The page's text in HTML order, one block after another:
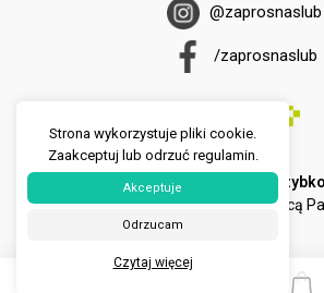
@zaprosnaslub
/zaprosnaslub
U nas zapłacisz
szybko
iwygodnieza pomocą
Strona wykorzystuje pliki cookie.
Zaakceptuj lub odrzuć regulamin.
Akceptuje
Odrzucam
Czytaj więcej